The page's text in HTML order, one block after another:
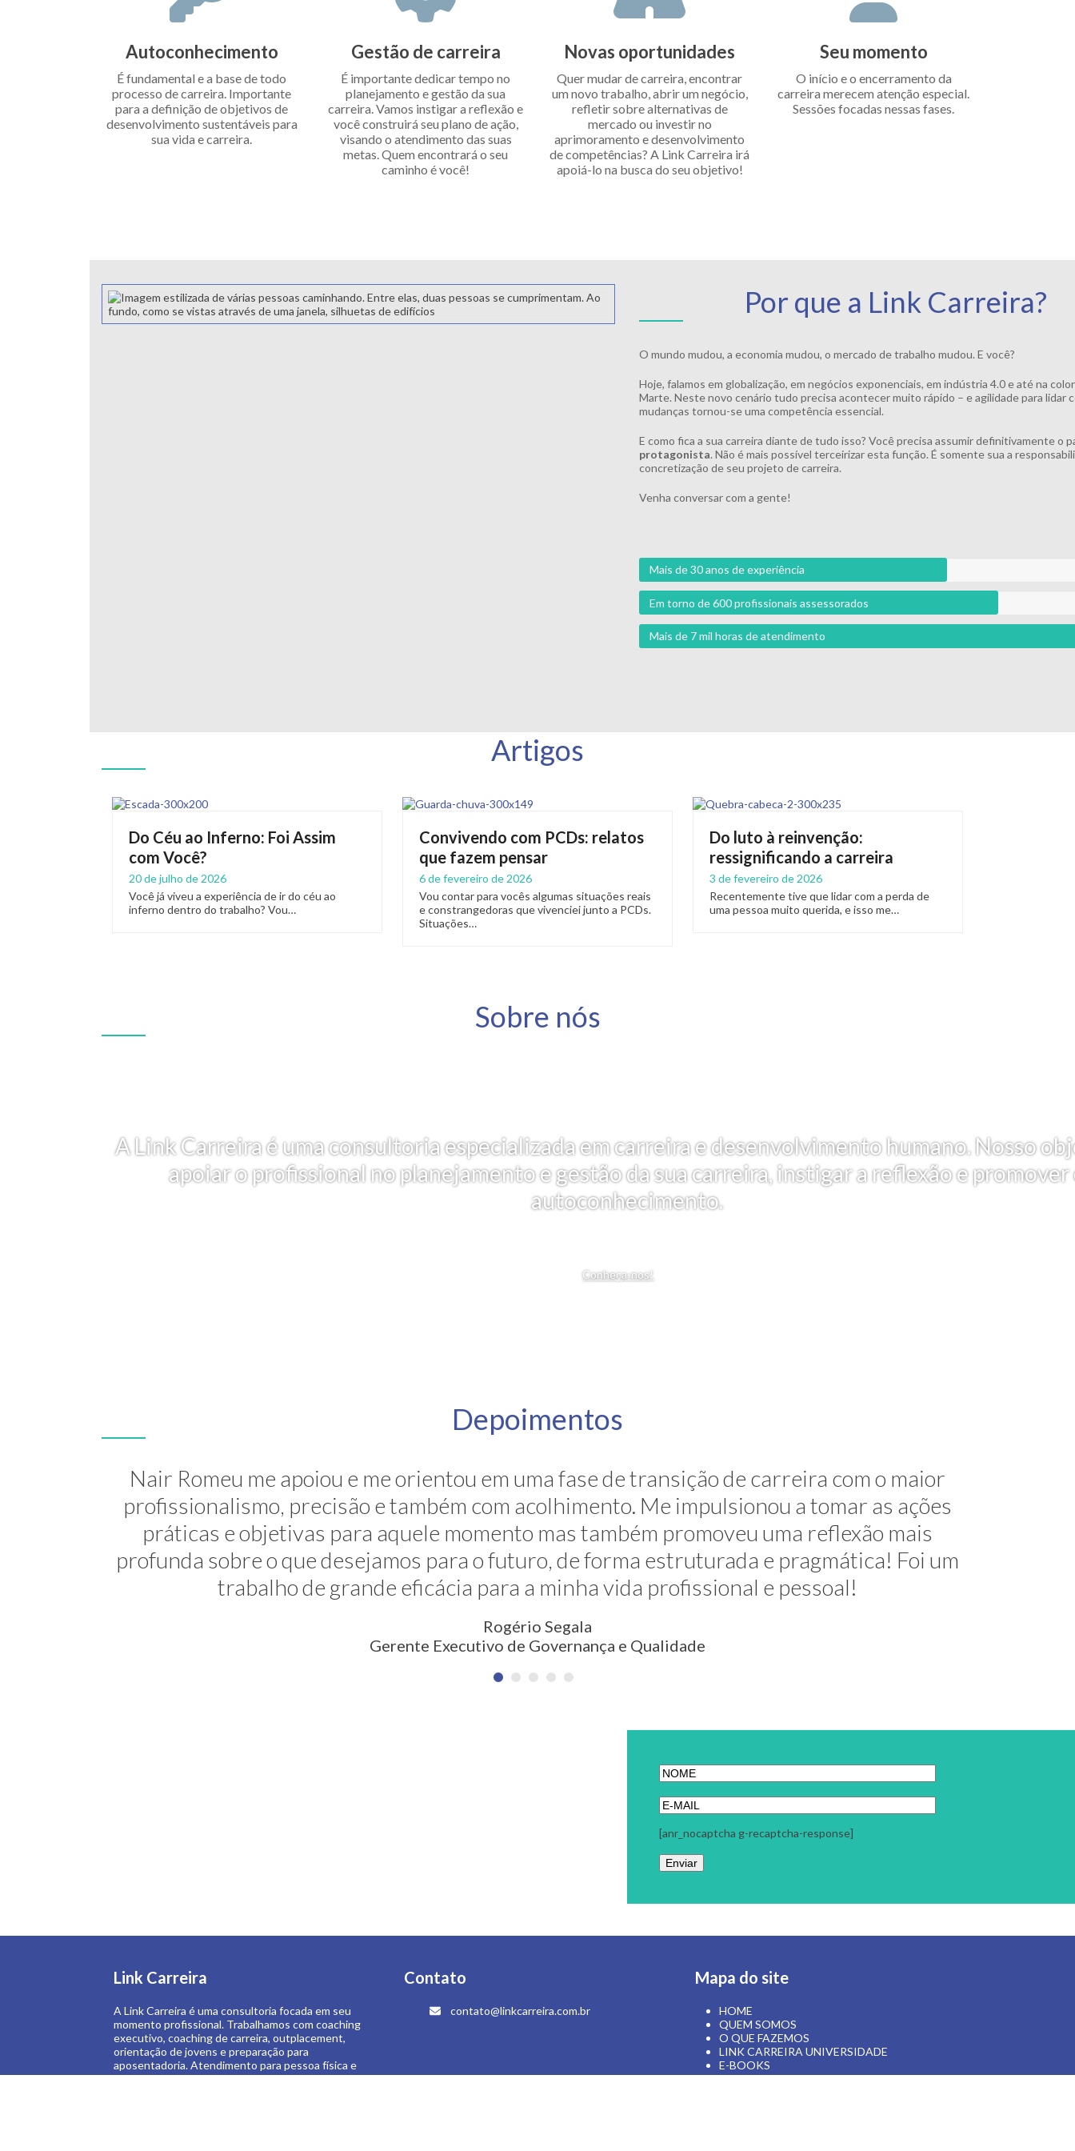
Autoconhecimento
É fundamental e a base de todo
processo de carreira. Importante
para a definição de objetivos de
desenvolvimento sustentáveis para
sua vida e carreira.
Gestão de carreira
É importante dedicar tempo no
planejamento e gestão da sua
carreira. Vamos instigar a reflexão e
você construirá seu plano de ação,
visando o atendimento das suas
metas. Quem encontrará o seu
caminho é você!
Novas oportunidades
Quer mudar de carreira, encontrar
um novo trabalho, abrir um negócio,
refletir sobre alternativas de
mercado ou investir no
aprimoramento e desenvolvimento
de competências? A Link Carreira irá
apoiá-lo na busca do seu objetivo!
Seu momento
O início e o encerramento da
carreira merecem atenção especial.
Sessões focadas nessas fases.
Por que a Link Carreira?
O mundo mudou, a economia mudou, o mercado de trabalho mudou. E você?
Hoje, falamos em globalização, em negócios exponenciais, em indústria 4.0 e até na
Marte. Neste novo cenário tudo precisa acontecer muito rápido – e agilidade para lidar
mudanças tornou-se uma competência essencial.
E como fica a sua carreira diante de tudo isso? Você precisa assumir definitivamente o
protagonista. Não é mais possível terceirizar esta função. É somente sua a
concretização de seu projeto de carreira.
Venha conversar com a gente!
Mais de 30 anos de experiência
Em torno de 600 profissionais assessorados
Mais de 7 mil horas de atendimento
Artigos
Do Céu ao Inferno: Foi Assim
com Você?
20 de julho de 2026
Você já viveu a experiência de ir do céu ao
inferno dentro do trabalho? Vou…
Convivendo com PCDs: relatos
que fazem pensar
6 de fevereiro de 2026
Vou contar para vocês algumas situações reais
e constrangedoras que vivenciei junto a PCDs.
Situações…
Do luto à reinvenção:
ressignificando a carreira
3 de fevereiro de 2026
Recentemente tive que lidar com a perda de
uma pessoa muito querida, e isso me…
Sobre nós
A Link Carreira é uma consultoria especializada em carreira e desenvolvimento humano. Nosso
apoiar o profissional no planejamento e gestão da sua carreira, instigar a reflexão e promover
autoconhecimento.
Conheça-nos!
Depoimentos
Nair Romeu me apoiou e me orientou em uma fase de transição de carreira com o maior
profissionalismo, precisão e também com acolhimento. Me impulsionou a tomar as ações
práticas e objetivas para aquele momento mas também promoveu uma reflexão mais
profunda sobre o que desejamos para o futuro, de forma estruturada e pragmática! Foi um
trabalho de grande eficácia para a minha vida profissional e pessoal!
Rogério Segala
Gerente Executivo de Governança e Qualidade
A Nair é inesquecível! Através de sua grande competência ela me mostrou alternativas na
minha transição de carreira. E ela faz isso de uma maneira muito sútil e elegante. Hoje exerço
uma profissão nunca pensada antes. Meus agradecimentos!
Erica Rodrigues
Consultora em Qualidade, Meio Ambiente, Saúde e Segurança do Trabalho
Link Carreira
A Link Carreira é uma consultoria focada em seu
momento profissional. Trabalhamos com coaching
orientação de jovens e preparação para
aposentadoria. Atendimento para pessoa física e
pessoa jurídica.Saiba Mais >
Contato
contato@linkcarreira.com.br
Mapa do site
HOME
QUEM SOMOS
LINK CARREIRA UNIVERSIDADE
E-BOOKS
ARTIGOS
CONTATO
ÁREA RESTRITA